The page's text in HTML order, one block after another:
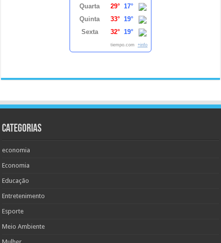
Quarta
29° 17°
Quinta
33° 19°
Sexta
32° 19°
tiempo.com +info
Categorias
economia
Economia
Educação
Entretenimento
Esporte
Meio Ambiente